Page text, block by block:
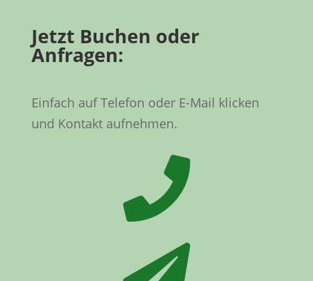
Jetzt Buchen oder
Anfragen:
Einfach auf Telefon oder E-Mail klicken
und Kontakt aufnehmen.
